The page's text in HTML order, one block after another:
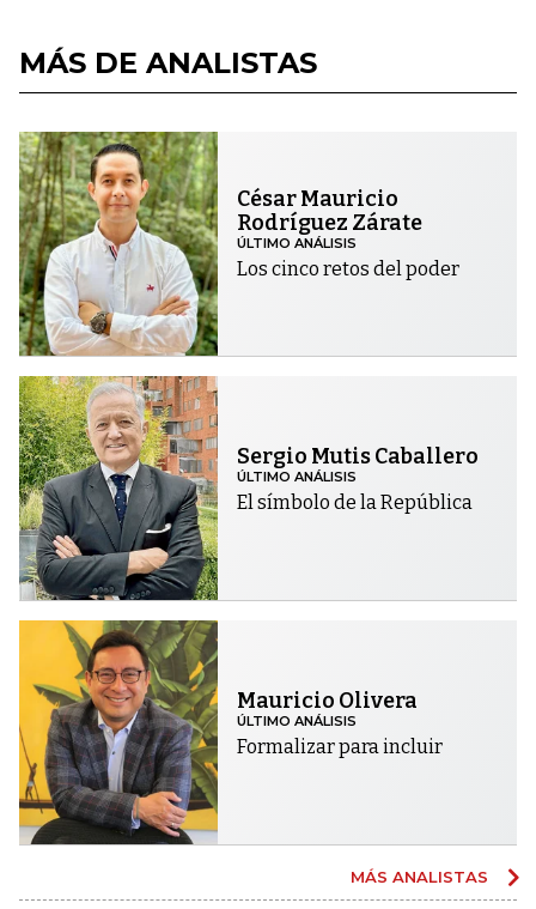
MÁS DE ANALISTAS
César Mauricio
Rodríguez Zárate
ÚLTIMO ANÁLISIS
Los cinco retos del poder
Sergio Mutis Caballero
ÚLTIMO ANÁLISIS
El símbolo de la República
Mauricio Olivera
ÚLTIMO ANÁLISIS
Formalizar para incluir
MÁS ANALISTAS